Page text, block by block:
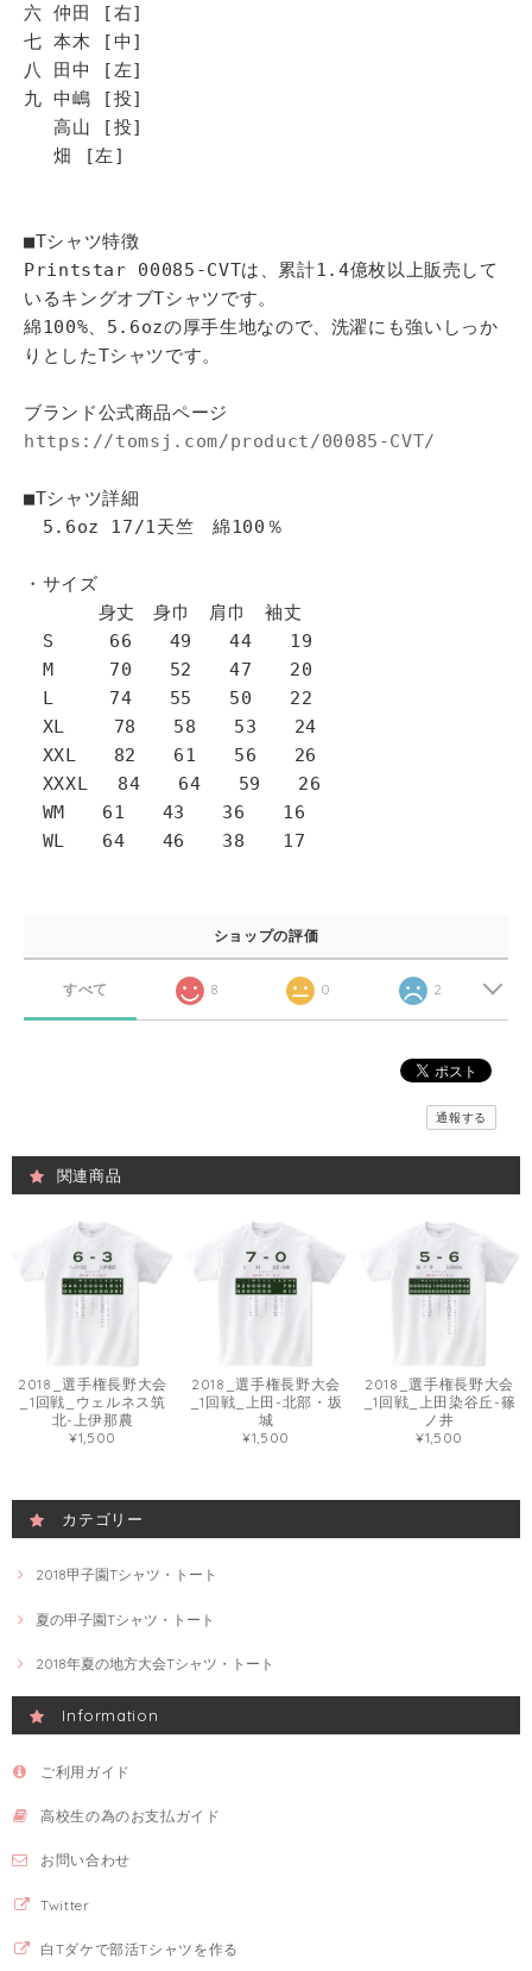
六 仲田 [右]
七 本木 [中]
八 田中 [左]
九 中嶋 [投]
高山 [投]
畑 [左]
■Tシャツ特徴
Printstar 00085-CVTは、累計1.4億枚以上販売して
いるキングオブTシャツです。
綿100%、5.6ozの厚手生地なので、洗濯にも強いしっか
りとしたTシャツです。
ブランド公式商品ページ
https://tomsj.com/product/00085-CVT/
■Tシャツ詳細
5.6oz 17/1天竺 綿100％
・サイズ
身丈 身巾 肩巾 袖丈
S 66 49 44 19
M 70 52 47 20
L 74 55 50 22
XL 78 58 53 24
XXL 82 61 56 26
XXXL 84 64 59 26
WM 61 43 36 16
WL 64 46 38 17
ショップの評価
すべて 8 0 2
通報する
関連商品
2018_選手権長野大会
_1回戦_ウェルネス筑
北-上伊那農
¥1,500
2018_選手権長野大会
_1回戦_上田-北部・坂
城
¥1,500
2018_選手権長野大会
_1回戦_上田染谷丘-篠
ノ井
¥1,500
カテゴリー
2018甲子園Tシャツ・トート
夏の甲子園Tシャツ・トート
2018年夏の地方大会Tシャツ・トート
Information
ご利用ガイド
高校生の為のお支払ガイド
お問い合わせ
Twitter
白Tダケで部活Tシャツを作る